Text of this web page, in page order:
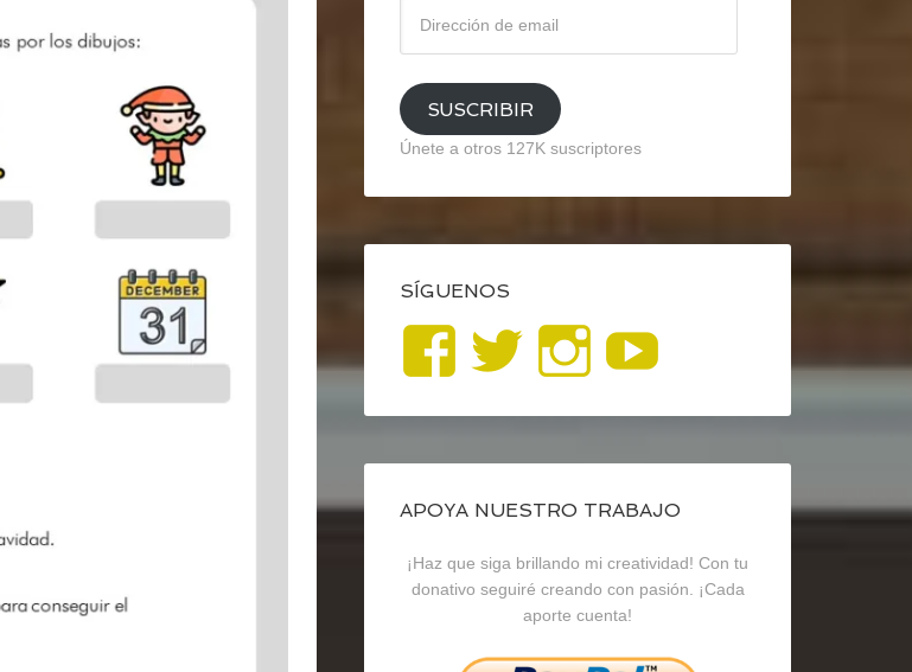
email
SUSCRIBIR
Únete a otros 127K suscriptores
SÍGUENOS
Ver
perfil
de
blogrecursosep
en
Facebook
Ver
perfil
de
recursosep
en
Twitter
Ver
perfil
de
recursosep
en
Instagram
YouTube
APOYA NUESTRO TRABAJO
¡Haz que siga brillando mi creatividad! Con tu
donativo seguiré creando con pasión. ¡Cada
aporte cuenta!